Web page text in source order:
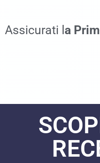
Assicurati l a